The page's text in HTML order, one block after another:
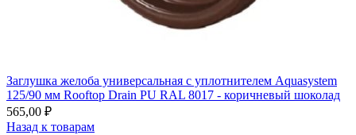
Заглушка желоба универсальная с уплотнителем Aquasystem
125/90 мм Rooftop Drain PU RAL 8017 - коричневый шоколад
565,00 ₽
Назад к товарам